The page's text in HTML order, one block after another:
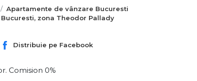
Apartamente de vânzare Bucuresti
zona Theodor Pallady
Distribuie pe Facebook
Comision 0%